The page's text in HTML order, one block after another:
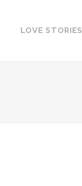
LOVE STORIES